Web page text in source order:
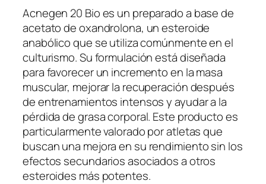
Acnegen 20 Bio es un preparado a base de
acetato de oxandrolona, un esteroide
anabólico que se utiliza comúnmente en el
culturismo. Su formulación está diseñada
para favorecer un incremento en la masa
muscular, mejorar la recuperación después
de entrenamientos intensos y ayudar a la
pérdida de grasa corporal. Este producto es
particularmente valorado por atletas que
buscan una mejora en su rendimiento sin los
efectos secundarios asociados a otros
esteroides más potentes.